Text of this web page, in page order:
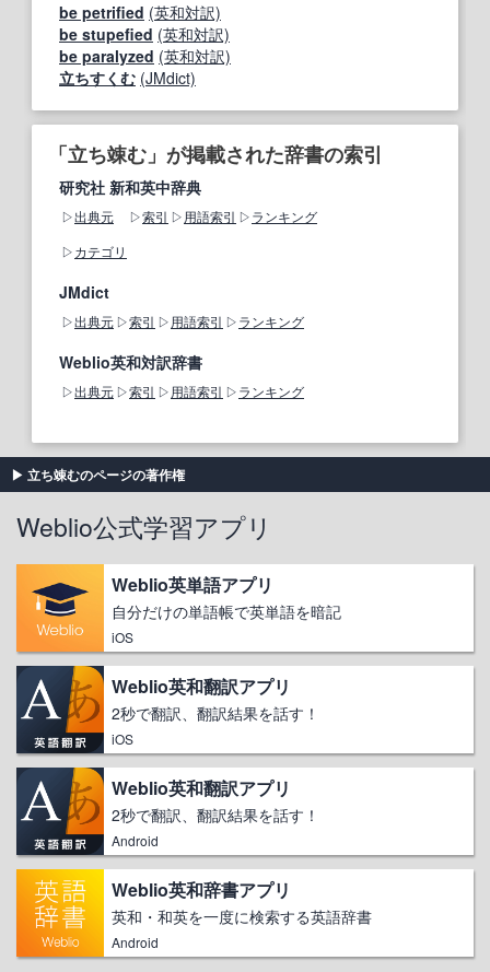
be petrified (英和対訳)
be stupefied (英和対訳)
be paralyzed (英和対訳)
立ちすくむ (JMdict)
「立ち竦む」が掲載された辞書の索引
研究社 新和英中辞典
出典元 索引 用語索引
ランキング
カテゴリ
JMdict
出典元 索引 用語索引 ランキング
Weblio英和対訳辞書
出典元 索引 用語索引 ランキング
立ち竦むのページの著作権
Weblio公式学習アプリ
Weblio英単語アプリ
自分だけの単語帳で英単語を暗記
iOS
Weblio英和翻訳アプリ
2秒で翻訳、翻訳結果を話す！
iOS
Weblio英和翻訳アプリ
2秒で翻訳、翻訳結果を話す！
Android
Weblio英和辞書アプリ
英和・和英を一度に検索する英語辞書
Android